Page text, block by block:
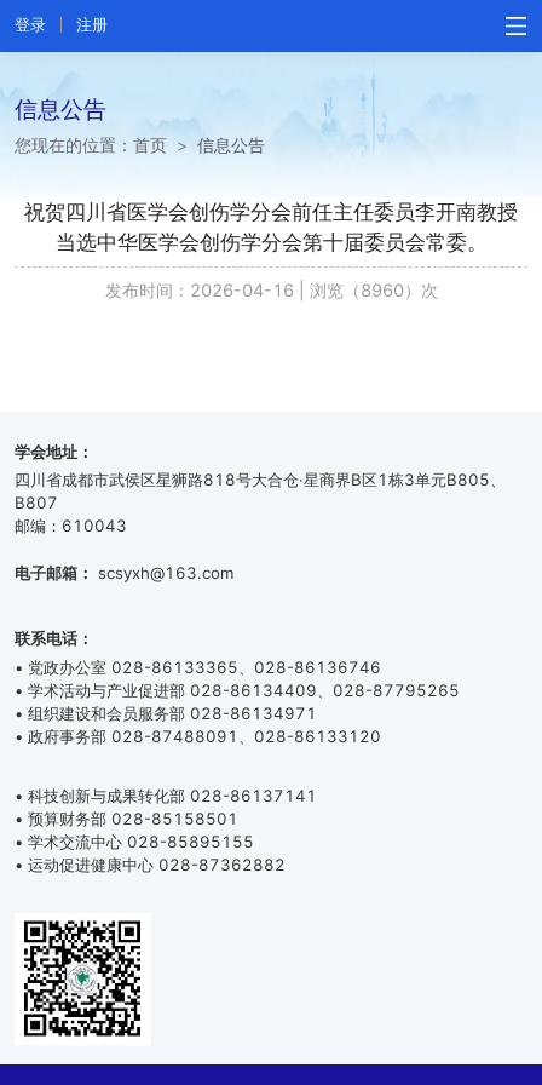
登录 注册
信息公告
您现在的位置： 首页 > 信息公告
祝贺四川省医学会创伤学分会前任主任委员李开南教授
当选中华医学会创伤学分会第十届委员会常委。
发布时间：2026-04-16 浏览（8960）次
学会地址：
四川省成都市武侯区星狮路818号大合仓·星商界B区1栋3单元B805、
B807
邮编：610043
电子邮箱： scsyxh@163.com
联系电话：
• 党政办公室 028-86133365、028-86136746
• 学术活动与产业促进部 028-86134409、028-87795265
• 组织建设和会员服务部 028-86134971
• 政府事务部 028-87488091、028-86133120
• 科技创新与成果转化部 028-86137141
• 预算财务部 028-85158501
• 学术交流中心 028-85895155
• 运动促进健康中心 028-87362882